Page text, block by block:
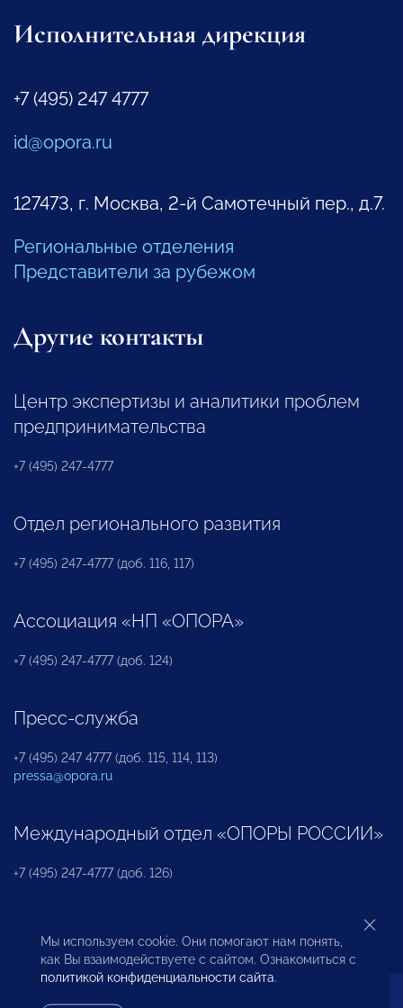
Исполнительная дирекция
+7 (495) 247 4777
id@opora.ru
127473, г. Москва, 2-й Самотечный пер., д.7.
Региональные отделения
Представители за рубежом
Другие контакты
Центр экспертизы и аналитики проблем
предпринимательства
+7 (495) 247-4777
Отдел регионального развития
+7 (495) 247-4777 (доб. 116, 117)
Ассоциация «НП «ОПОРА»
+7 (495) 247-4777 (доб. 124)
Пресс-служба
+7 (495) 247 4777 (доб. 115, 114, 113)
pressa@opora.ru
Международный отдел «ОПОРЫ РОССИИ»
+7 (495) 247-4777 (доб. 126)
Бюро по защите прав предпринимателей и
инвесторов
Мы используем cookie. Они помогают нам понять,
как Вы взаимодействуете с сайтом. Ознакомиться с
политикой конфиденциальности сайта.